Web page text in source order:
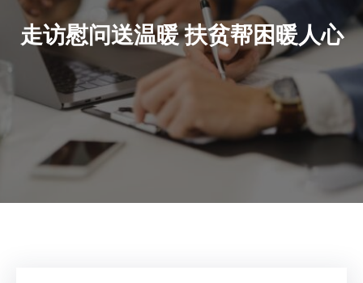
走访慰问送温暖 扶贫帮困暖人心